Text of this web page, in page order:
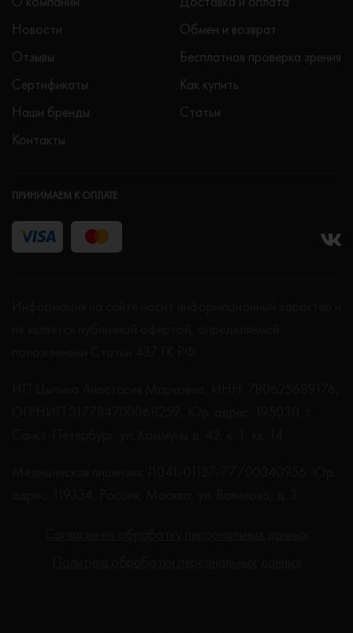
Новости
Отзывы
Сертификаты
Наши бренды
Контакты
Обмен и возврат
Бесплатная проверка зрения
Как купить
Статьи
ПРИНИМАЕМ К ОПЛАТЕ